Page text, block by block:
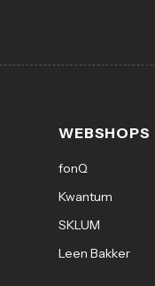
WEBSHOPS
fonQ
Kwantum
SKLUM
Leen Bakker